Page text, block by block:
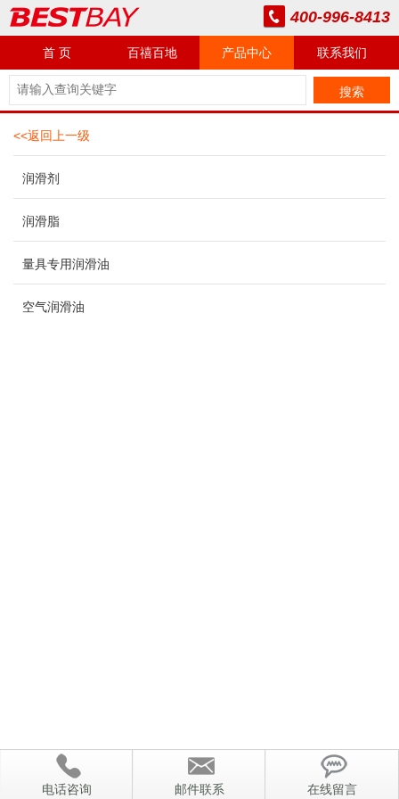
400-996-8413
首 页 百禧百地 产品中心 联系我们
搜索
<<返回上一级
润滑剂
润滑脂
量具专用润滑油
空气润滑油
电话咨询 邮件联系 在线留言